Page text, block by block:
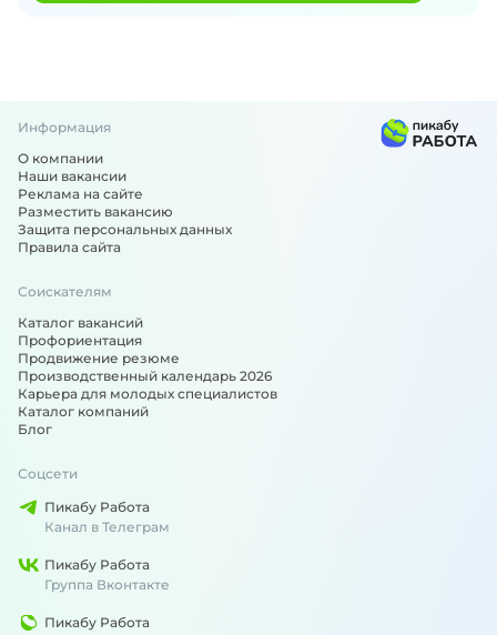
Информация
О компании
Наши вакансии
Реклама на сайте
Разместить вакансию
Защита персональных данных
Правила сайта
Соискателям
Каталог вакансий
Профориентация
Продвижение резюме
Производственный календарь 2026
Карьера для молодых специалистов
Каталог компаний
Блог
Соцсети
Пикабу Работа
Канал в Телеграм
Пикабу Работа
Группа Вконтакте
Пикабу Работа